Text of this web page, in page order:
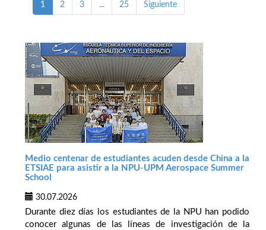
1 2 3 ... 25 Siguiente
Medio centenar de estudiantes acuden desde China a la
ETSIAE para asistir a la NPU-UPM Aerospace Summer
School
30.07.2026
Durante diez días los estudiantes de la NPU han podido
conocer algunas de las líneas de investigación de la